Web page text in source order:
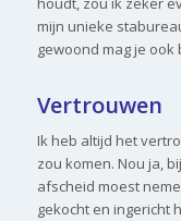
mijn unieke
gewoond mag je ook
Vertrouwen
Ik heb altijd het
zou komen. Nou ja,
afscheid moest
gekocht en ingericht